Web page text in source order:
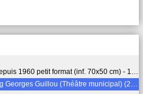
1960 petit format (inf. 70x50 cm) - 15 FI
Guillou (Théâtre municipal) (23 novembre 1991)